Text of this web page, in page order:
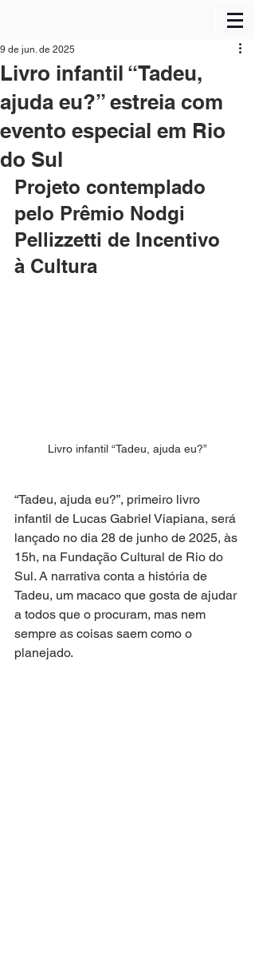
Livro infantil “Tadeu,
ajuda eu?” estreia com
evento especial em Rio
do Sul
9 de jun. de 2025
Projeto contemplado
pelo Prêmio Nodgi
Pellizzetti de Incentivo
à Cultura
Livro infantil “Tadeu, ajuda eu?”
“Tadeu, ajuda eu?”, primeiro livro
infantil de Lucas Gabriel Viapiana, será
lançado no dia 28 de junho de 2025, às
15h, na Fundação Cultural de Rio do
Sul. A narrativa conta a história de
Tadeu, um macaco que gosta de ajudar
a todos que o procuram, mas nem
sempre as coisas saem como o
planejado.